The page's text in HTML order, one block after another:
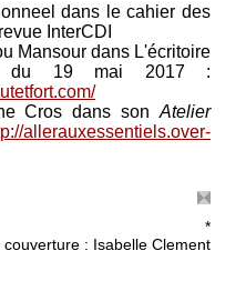
le silence
contemporains,
dans le cahier des
InterCDI
Mansour dans L'écritoire
du 19 mai 2017 :
Cros dans son Atelier
allerauxessentiels.over-
*
: Isabelle Clement